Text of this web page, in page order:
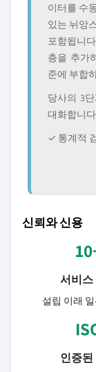
이터를 수
있는 뉘앙
포함됩니
층을 추가
준에 부합
당사의 3
대화합니
✓ 통계적
신뢰와 신용
서비스
설립 이래
인증된